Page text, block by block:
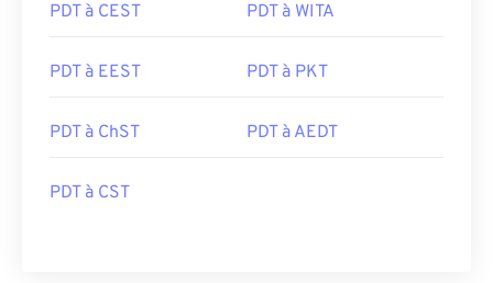
PDT à CEST PDT à WITA
PDT à EEST PDT à PKT
PDT à ChST PDT à AEDT
PDT à CST